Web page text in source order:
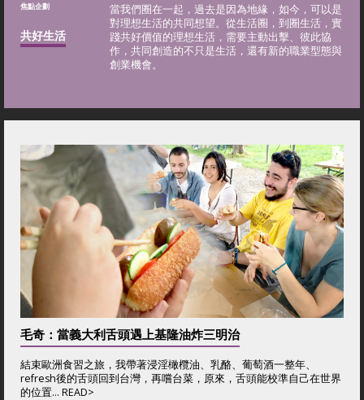
焦點企劃
共好生活
當我們圈在一起，過去是因為地緣，如今，可以是
對理想生活的共同想望。從生活圈，到圈生活，實
踐共好價值的理想生活，需要主動出擊、彼此協
作，共同創造的不只是生活，還有新的職業型態與
創業機會。
毛奇：當義大利舌頭遇上基隆油炸三明治
結束歐洲食習之旅，我帶著浸淫橄欖油、乳酪、葡萄酒一整年、
refresh後的舌頭回到台灣，再嚐台菜，原來，舌頭能校準自己在世界
的位置… READ>